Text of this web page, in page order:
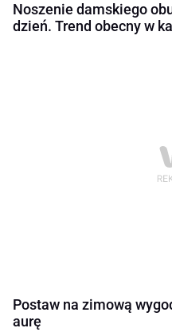
Noszenie damskiego
dzień. Trend obecny w
Postaw na zimową
aurę